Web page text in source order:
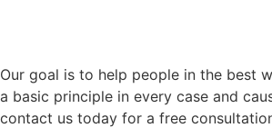
Our goal is to help people in the best
a basic principle in every case and
contact us today for a free